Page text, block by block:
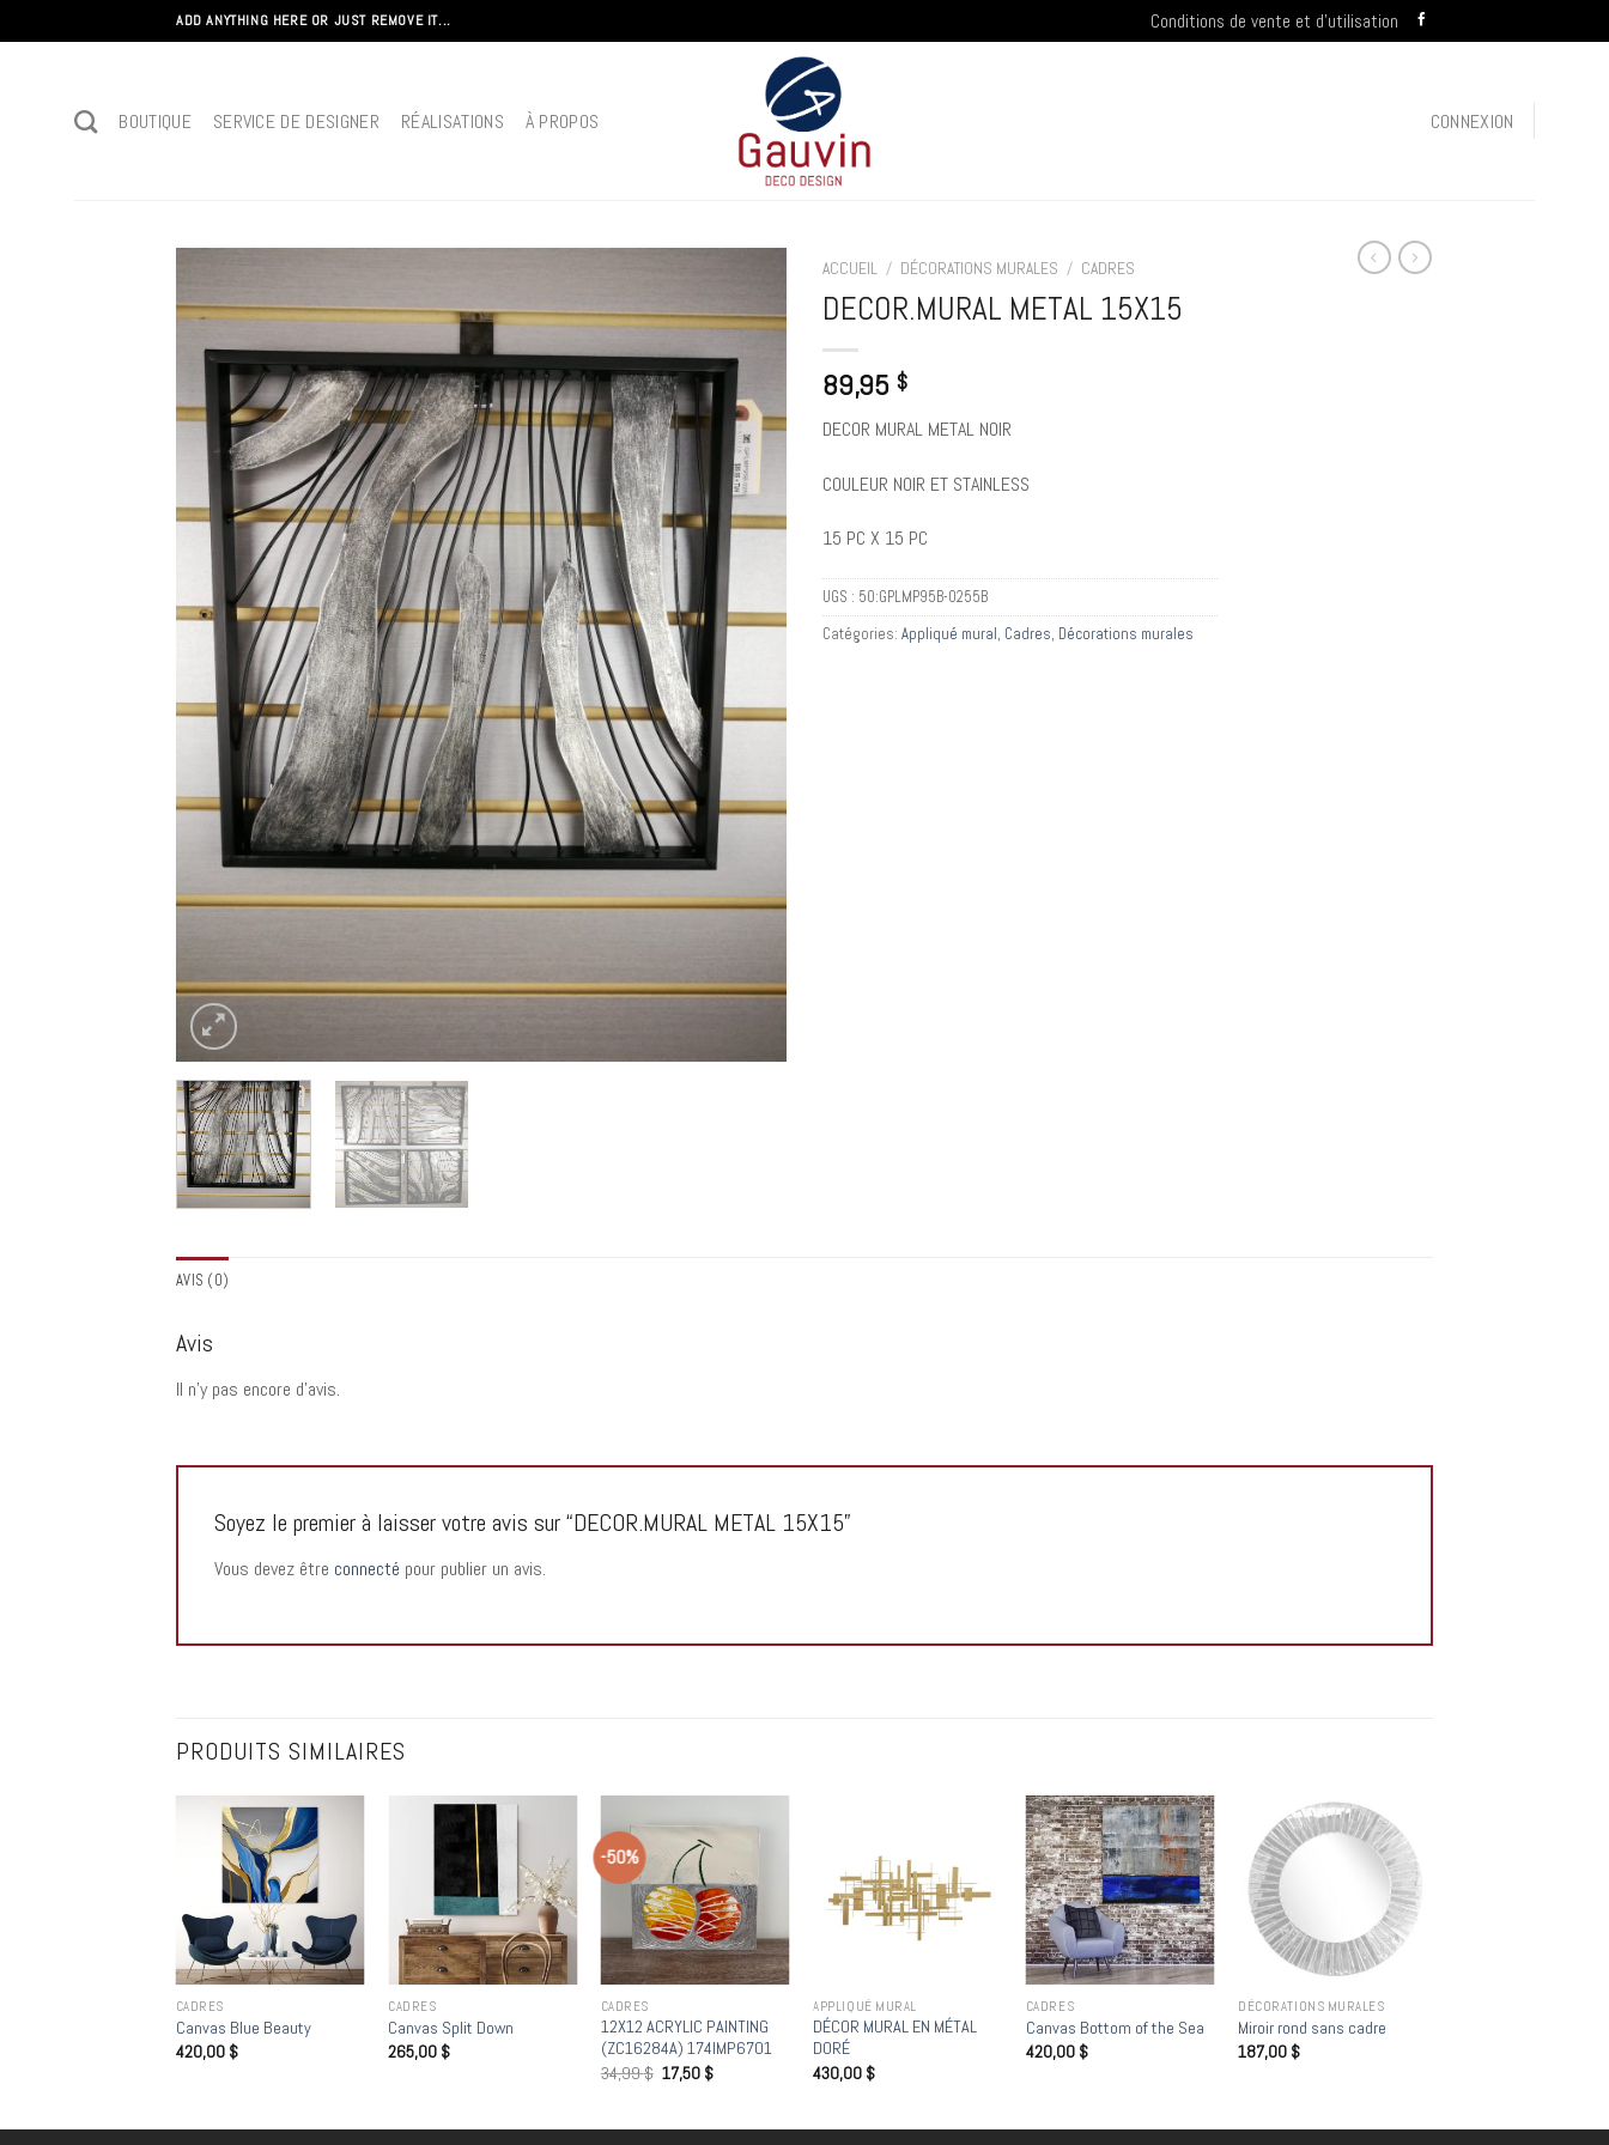
au
ADD ANYTHING HERE OR JUST REMOVE IT... Conditions de vente et d’utilisation
BOUTIQUE SERVICE DE DESIGNER RÉALISATIONS À PROPOS CONNEXION
Add to
ACCUEIL / DÉCORATIONS MURALES / CADRES
DECOR.MURAL METAL 15X15
89,95 $
DECOR MURAL METAL NOIR
COULEUR NOIR ET STAINLESS
15 PC X 15 PC
UGS : 50:GPLMP95B-0255B
Catégories: Appliqué mural, Cadres, Décorations murales
AVIS (0)
Avis
Il n’y pas encore d’avis.
Soyez le premier à laisser votre avis sur “DECOR.MURAL METAL 15X15”
Vous devez être connecté pour publier un avis.
PRODUITS SIMILAIRES
Add to
wishlist
CADRES
Canvas Blue Beauty
420,00 $
Add to
wishlist
CADRES
Canvas Split Down
265,00 $
-50%
wishlist
CADRES
12X12 ACRYLIC PAINTING
(ZC16284A) 174IMP6701
34,99$ 17,50 $
Add to
wishlist
APPLIQUÉ MURAL
DÉCOR MURAL EN MÉTAL
DORÉ
430,00 $
Add to
wishlist
CADRES
Canvas Bottom of the Sea
420,00 $
Add to
wishlist
DÉCORATIONS MURALES
Miroir rond sans cadre
187,00 $